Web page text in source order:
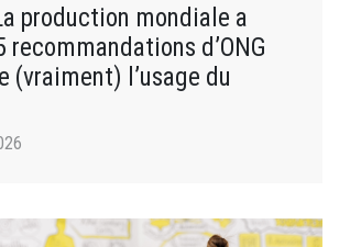
production mondiale a
recommandations d’ONG
(vraiment) l’usage du